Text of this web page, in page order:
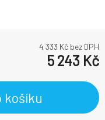
4 333 Kč bez DPH
5 243 Kč
košíku